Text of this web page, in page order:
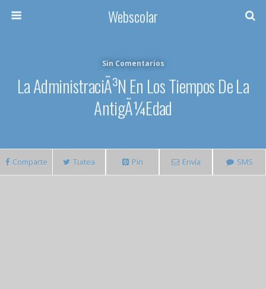
Webscolar
Sin Comentarios
La AdministraciÃ³n En Los Tiempos De La
AntigÃ¼edad
Comparte Tuitea Pin Envía SMS